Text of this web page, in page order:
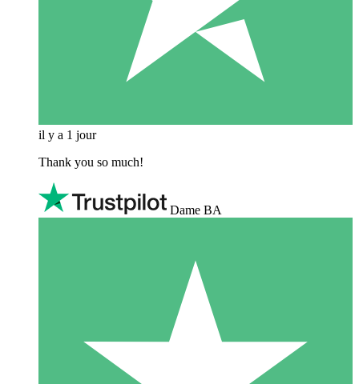
il y a 1 jour
Thank you so much!
Dame BA